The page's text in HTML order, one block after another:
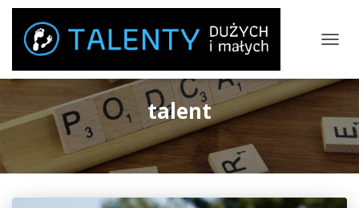
talent